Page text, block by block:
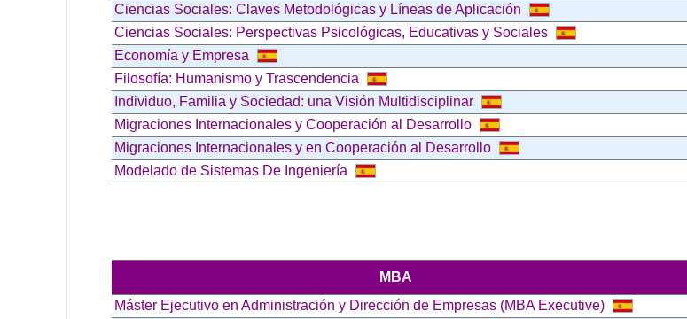
Ciencias Sociales: Claves Metodológicas y Líneas de Aplicación
Ciencias Sociales: Perspectivas Psicológicas, Educativas y Sociales
Economía y Empresa
Filosofía: Humanismo y Trascendencia
Individuo, Familia y Sociedad: una Visión Multidisciplinar
Migraciones Internacionales y Cooperación al Desarrollo
Migraciones Internacionales y en Cooperación al Desarrollo
Modelado de Sistemas De Ingeniería
MBA
Máster Ejecutivo en Administración y Dirección de Empresas (MBA Executive)